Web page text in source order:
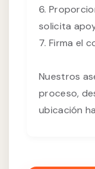
6.
solicita
7. Firma el
Nuestros
proceso,
ubicación